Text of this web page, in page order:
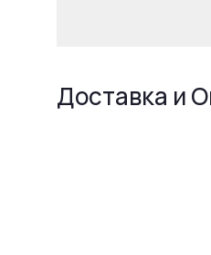
Доставка и